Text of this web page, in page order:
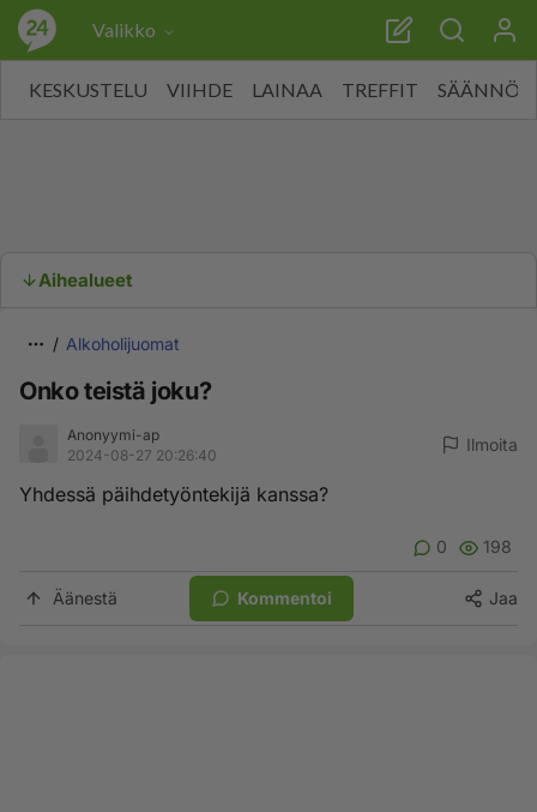
Valikko
KESKUSTELU VIIHDE LAINAA TREFFIT SÄÄNNÖT
Aihealueet
Alkoholijuomat
Onko teistä joku?
Anonyymi-ap
2024-08-27 20:26:40
Ilmoita
Yhdessä päihdetyöntekijä kanssa?
0 198
Äänestä Kommentoi Jaa